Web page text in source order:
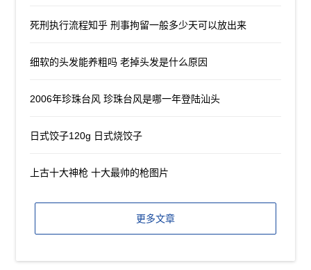
死刑执行流程知乎 刑事拘留一般多少天可以放出来
细软的头发能养粗吗 老掉头发是什么原因
2006年珍珠台风 珍珠台风是哪一年登陆汕头
日式饺子120g 日式烧饺子
上古十大神枪 十大最帅的枪图片
更多文章